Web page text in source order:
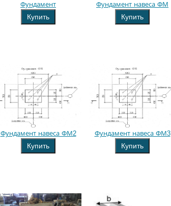
Фундамент
Купить
Фундамент навеса ФМ
Купить
Фундамент навеса ФМ2
Купить
Фундамент навеса ФМ3
Купить